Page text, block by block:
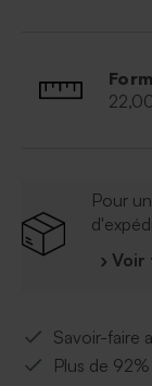
Pour
›
Savoir-faire
Plus de